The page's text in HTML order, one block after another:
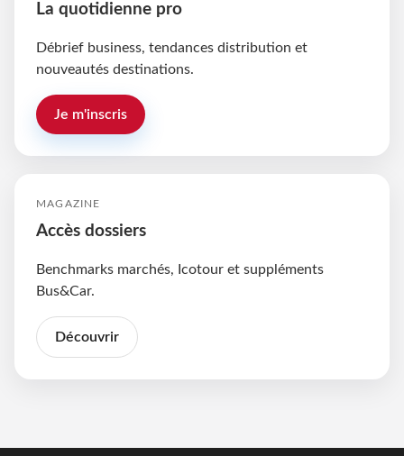
La quotidienne pro
Débrief business, tendances distribution et
nouveautés destinations.
Je m'inscris
MAGAZINE
Accès dossiers
Benchmarks marchés, Icotour et suppléments
Bus&Car.
Découvrir